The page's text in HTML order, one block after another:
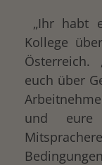
„Ihr habt
Kollege
Österreich.
euch über
und eure